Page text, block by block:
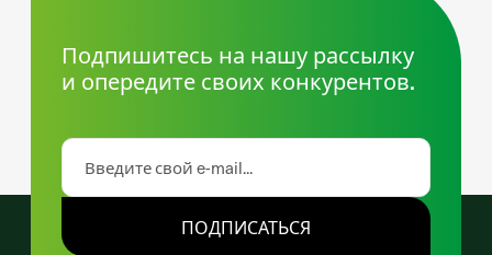
Подпишитесь на нашу рассылку
и опередите своих конкурентов.
ПОДПИСАТЬСЯ